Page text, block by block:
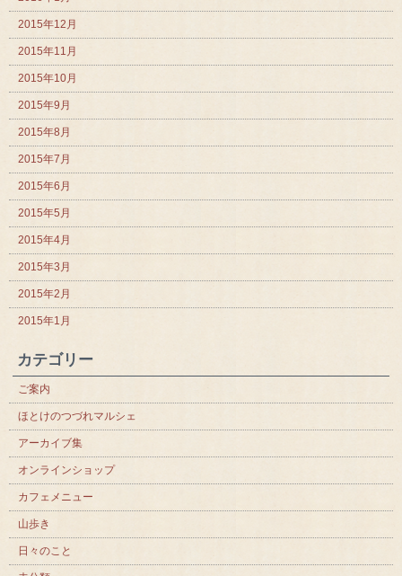
2015年12月
2015年11月
2015年10月
2015年9月
2015年8月
2015年7月
2015年6月
2015年5月
2015年4月
2015年3月
2015年2月
2015年1月
カテゴリー
ご案内
ほとけのつづれマルシェ
アーカイブ集
オンラインショップ
カフェメニュー
山歩き
日々のこと